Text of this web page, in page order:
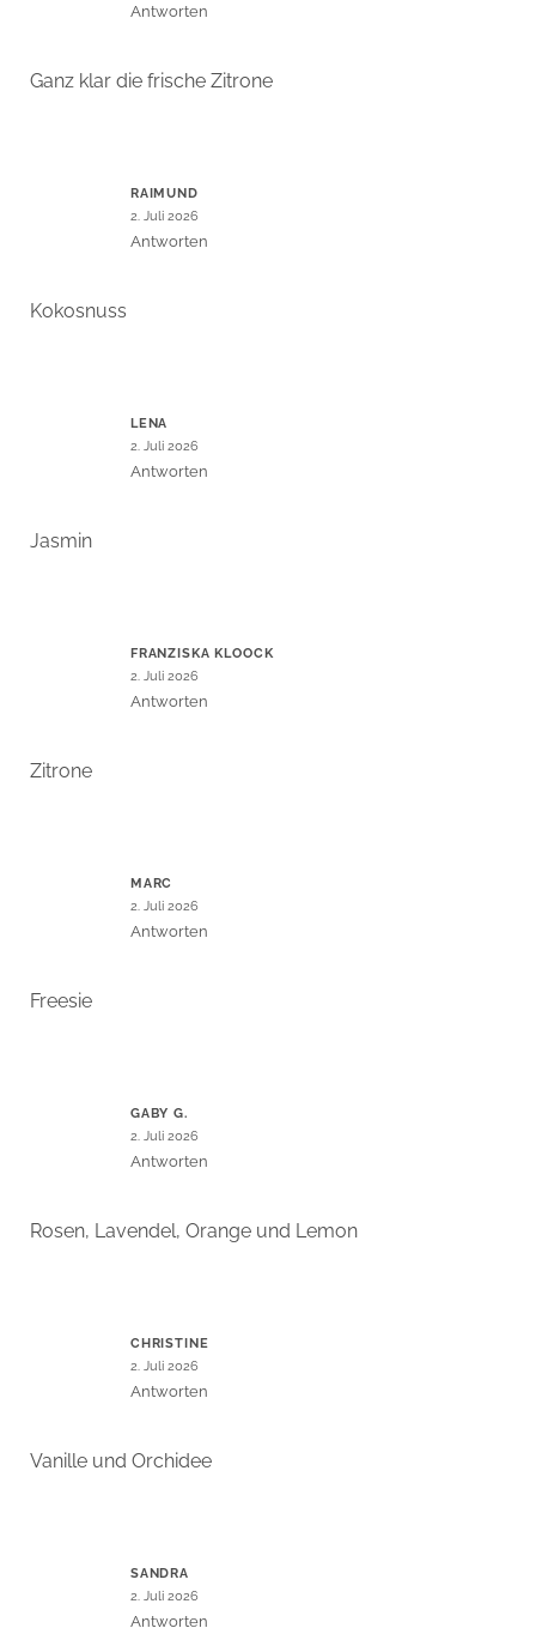
Antworten
Ganz klar die frische Zitrone
RAIMUND
2. Juli 2026
Antworten
Kokosnuss
LENA
2. Juli 2026
Antworten
Jasmin
FRANZISKA KLOOCK
2. Juli 2026
Antworten
Zitrone
MARC
2. Juli 2026
Antworten
Freesie
GABY G.
2. Juli 2026
Antworten
Rosen, Lavendel, Orange und Lemon
CHRISTINE
2. Juli 2026
Antworten
Vanille und Orchidee
SANDRA
2. Juli 2026
Antworten